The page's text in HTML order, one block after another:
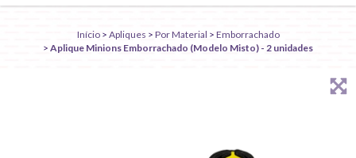
Início > Apliques > Por Material > Emborrachado
> Aplique Minions Emborrachado (Modelo Misto) - 2 unidades